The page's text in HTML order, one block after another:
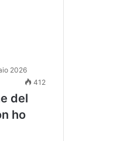
2026
412
del
ho